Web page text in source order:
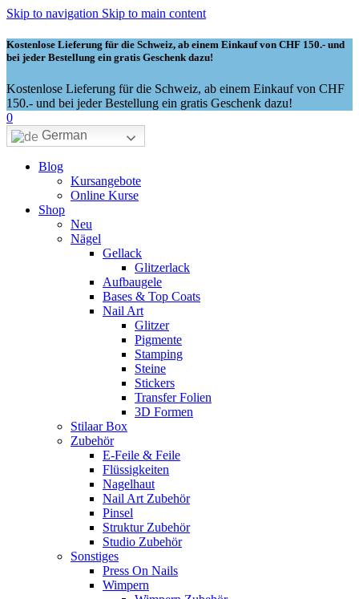
Skip to navigation Skip to main content
Kostenlose Lieferung für die Schweiz, ab einem Einkauf von CHF 150.- und
bei jeder Bestellung ein gratis Geschenk dazu!
Kostenlose Lieferung für die Schweiz, ab einem Einkauf von CHF
150.- und bei jeder Bestellung ein gratis Geschenk dazu!
0
German
Blog
Kursangebote
Online Kurse
Shop
Neu
Nägel
Gellack
Glitzerlack
Aufbaugele
Bases & Top Coats
Nail Art
Glitzer
Pigmente
Stamping
Steine
Stickers
Transfer Folien
3D Formen
Stilaar Box
Zubehör
E-Feile & Feile
Flüssigkeiten
Nagelhaut
Nail Art Zubehör
Pinsel
Struktur Zubehör
Studio Zubehör
Sonstiges
Press On Nails
Wimpern